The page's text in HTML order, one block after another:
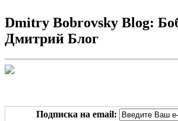
Dmitry Bobrovsky Blog:
Дмитрий Блог
Подписка на email: